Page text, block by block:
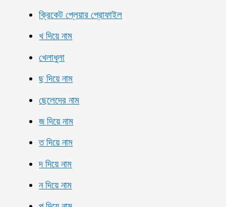
ক্রিকেট প্লেয়ার প্রোফাইল
খ দিয়ে নাম
খেলাধুলা
ছ দিয়ে নাম
ছেলেদের নাম
জ দিয়ে নাম
ত দিয়ে নাম
দ দিয়ে নাম
ন দিয়ে নাম